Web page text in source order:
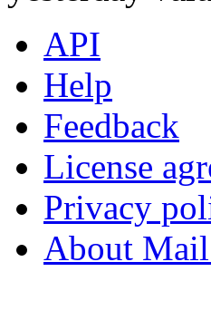
API
Help
Feedback
License
Privacy
About